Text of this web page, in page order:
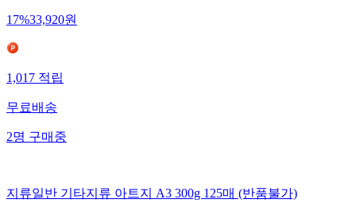
17%33,920원
1,017 적립
무료배송
2명 구매중
지류일반 기타지류 아트지 A3 300g 125매 (반품불가)